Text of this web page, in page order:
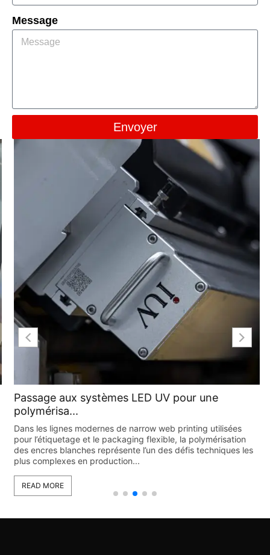
Message
Envoyer
Passage aux systèmes LED UV pour une
polymérisa...
Dans les lignes modernes de narrow web printing utilisées
pour l’étiquetage et le packaging flexible, la polymérisation
des encres blanches représente l’un des défis techniques les
plus complexes en production...
READ MORE